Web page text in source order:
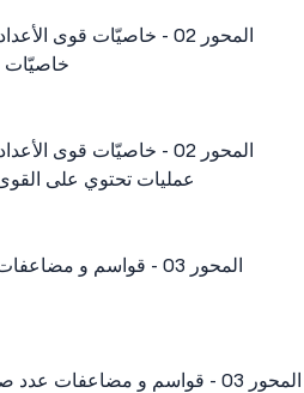
خاصيّات
عمليات تحتوي على